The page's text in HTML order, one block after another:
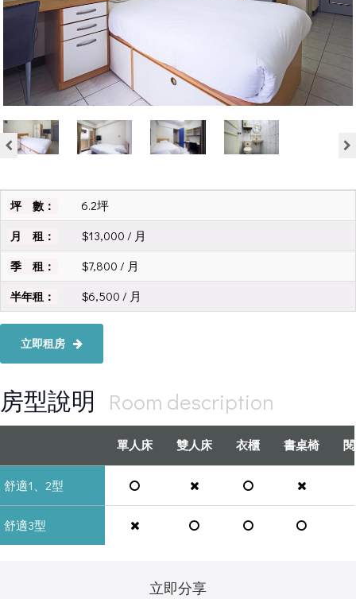
坪 數： 6.2坪
月 租： $13,000 / 月
季 租： $7,800 / 月
半年租： $6,500 / 月
立即租房
房型說明 Room description
舒適1、2型
舒適3型
單人床 雙人床 衣櫃 書桌椅
立即分享